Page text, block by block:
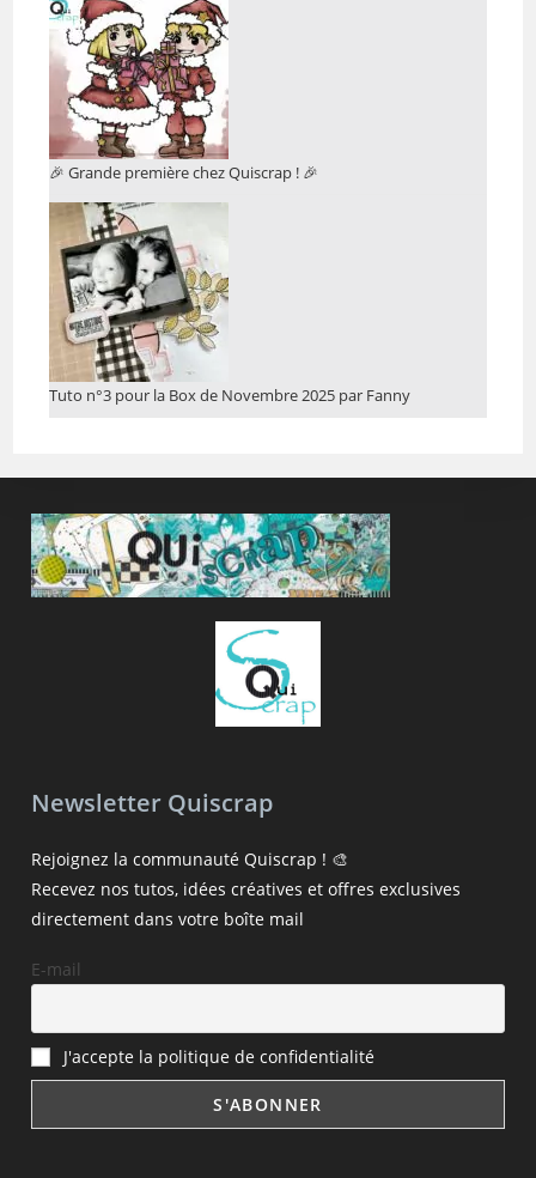
🎉 Grande première chez Quiscrap ! 🎉
Tuto n°3 pour la Box de Novembre 2025 par Fanny
Newsletter Quiscrap
Rejoignez la communauté Quiscrap ! 🎨
Recevez nos tutos, idées créatives et offres exclusives
directement dans votre boîte mail
E-mail
J'accepte la politique de confidentialité